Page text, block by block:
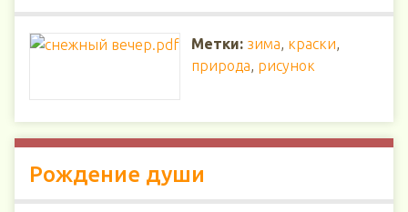
Метки: зима, краски,
природа, рисунок
Рождение души